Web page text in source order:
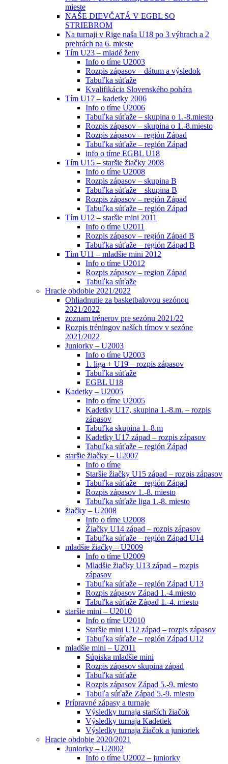
mieste
NAŠE DIEVČATÁ V EGBL SO
STRIEBROM
Na turnaji v Rige naša U18 po 3 výhrach a 2
prehrách na 6. mieste
Tím U23 – mladé ženy
Info o tíme U2003
Rozpis zápasov – dátum a výsledok
Tabuľka súťaže
Kvalifikácia Slovenského pohára
Tím U17 – kadetky 2006
Info o tíme U2006
Tabuľka súťaže – skupina o 1.-8.miesto
Rozpis zápasov – skupina o 1.-8.miesto
Rozpis zápasov – región Západ
Tabuľka súťaže – región Západ
info o tíme EGBL U18
Tím U15 – staršie žiačky 2008
Info o tíme U2008
Rozpis zápasov – skupina B
Tabuľka súťaže – skupina B
Rozpis zápasov – región Západ
Tabuľka súťaže – región Západ
Tím U12 – staršie mini 2011
Info o tíme U2011
Rozpis zápasov – región Západ B
Tabuľka súťaže – región Západ B
Tím U11 – mladšie mini 2012
Info o tíme U2012
Rozpis zápasov – region Západ
Tabuľka súťaže
Hracie obdobie 2021/2022
Ohliadnutie za basketbalovou sezónou
2021/2022
zoznam trénerov pre sezónu 2021/22
Rozpis tréningov naších tímov v sezóne
2021/2022
Juniorky – U2003
Info o tíme U2003
1. liga + U19 – rozpis zápasov
Tabuľka súťaže
EGBL U18
Kadetky – U2005
Info o tíme U2005
Kadetky U17, skupina 1.-8.m. – rozpis
zápasov
Tabuľka skupina 1.-8.m
Kadetky U17 západ – rozpis zápasov
Tabuľka súťaže – región Západ
staršie žiačky – U2007
Info o tíme
Staršie žiačky U15 západ – rozpis zápasov
Tabuľka súťaže – región Západ
Rozpis zápasov 1.-8. miesto
Tabuľka súťaže liga 1.-8. miesto
žiačky – U2008
Info o tíme U2008
Žiačky U14 západ – rozpis zápasov
Tabuľka súťaže – región Západ U14
mladšie žiačky – U2009
Info o tíme U2009
Mladšie žiačky U13 západ – rozpis
zápasov
Tabuľka súťaže – región Západ U13
Rozpis zápasov Západ 1.-4.miesto
Tabuľka súťaže Západ 1.-4. miesto
staršie mini – U2010
Info o tíme U2010
Staršie mini U12 západ – rozpis zápasov
Tabuľka súťaže – región Západ U12
mladšie mini – U2011
Súpiska mladšie mini
Rozpis zápasov skupina západ
Tabuľka súťaže
Rozpis zápasov Západ 5.-9. miesto
Tabuľa súťaže Západ 5.-9. miesto
Prípravné zápasy a turnaje
Výsledky turnaja starších žiačok
Výsledky turnaja Kadetiek
Výsledky turnaja žiačok a junioriek
Hracie obdobie 2020/2021
Juniorky – U2002
Info o tíme U2002 – juniorky